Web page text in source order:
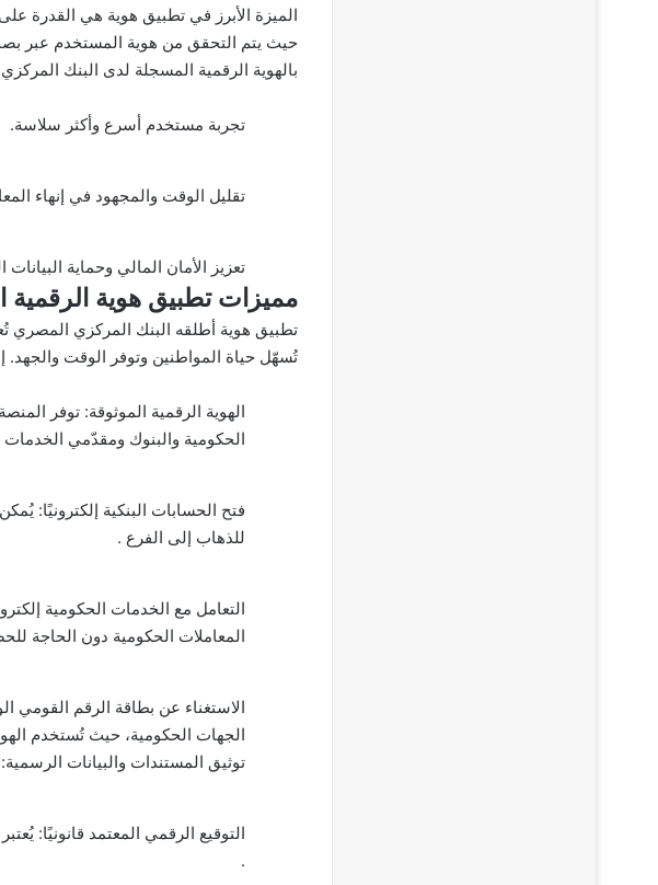
الميزة الأبرز في تطبيق هوية هي القدرة
حيث يتم التحقق من هوية المستخدم عبر بصمة
بالهوية الرقمية المسجلة لدى البنك
تجربة مستخدم أسرع وأكثر سلاسة.
تقليل الوقت والمجهود في إنهاء
تعزيز الأمان المالي وحماية
مميزات تطبيق هوية الرقمية
تطبيق هوية أطلقه البنك المركزي المصري
تُسهّل حياة المواطنين وتوفر الوقت والجهد.
الهوية الرقمية الموثوقة: توفر
الحكومية والبنوك ومقدّمي الخدمات
فتح الحسابات البنكية إلكترونيًا:
للذهاب إلى الفرع .
التعامل مع الخدمات الحكومية
المعاملات الحكومية دون الحاجة
الاستغناء عن بطاقة الرقم القومي
الجهات الحكومية، حيث تُستخدم
توثيق المستندات والبيانات
التوقيع الرقمي المعتمد قانونيًا:
.